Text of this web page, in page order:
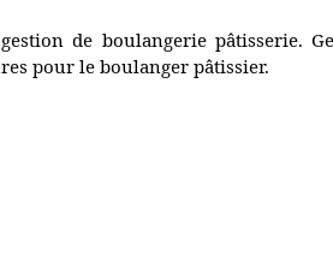
de boulangerie pâtisserie.
pour le boulanger pâtissier.